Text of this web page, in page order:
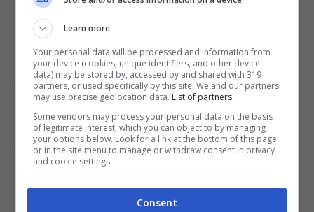
Come prendersi cura dell’albero di
limone, ecco a cosa bisogna fare
attenzione
Iniziamo col dire che il primo campanello di
allarme che ci fa capire che qualcosa non va
sonole foglie che cadono dall’albero.E non
stiamo parlando di poche foglie, ma di
Learn more
Your personal data will be processed and information from
your device (cookies, unique identifiers, and other device
data) may be stored by, accessed by and shared with 319
partners, or used specifically by this site. We and our partners
may use precise geolocation data. List of partners.
Some vendors may process your personal data on the basis
of legitimate interest, which you can object to by managing
your options below. Look for a link at the bottom of this page
or in the site menu to manage or withdraw consent in privacy
and cookie settings.
Consent